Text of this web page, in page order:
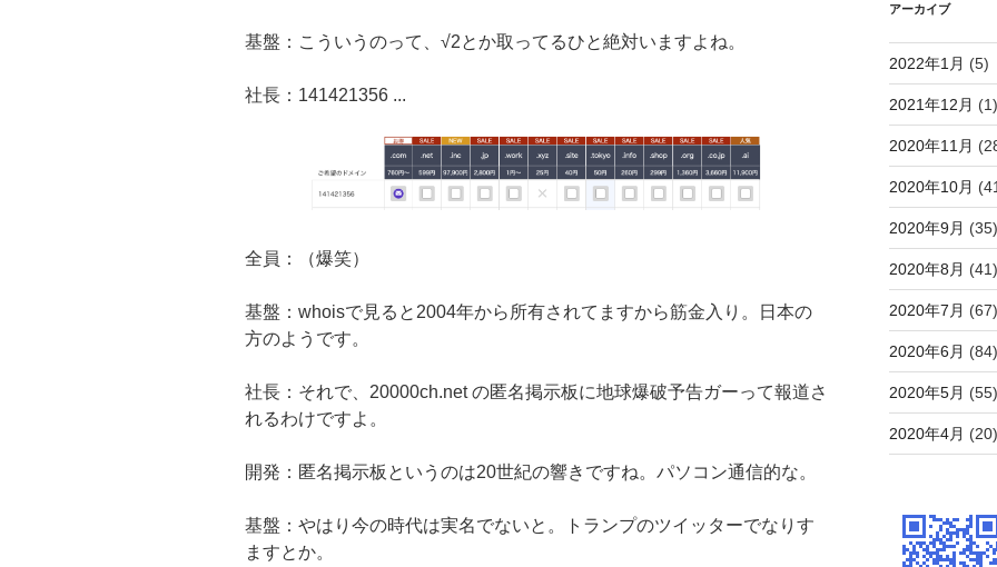
基盤：こういうのって、√2とか取ってるひと絶対いますよね。
社長：141421356 ...
全員：（爆笑）
基盤：whoisで見ると2004年から所有されてますから筋金入り。日本の
方のようです。
社長：それで、20000ch.net の匿名掲示板に地球爆破予告ガーって報道さ
れるわけですよ。
開発：匿名掲示板というのは20世紀の響きですね。パソコン通信的な。
基盤：やはり今の時代は実名でないと。トランプのツイッターでなりす
ますとか。
アーカイブ
2022年1月 (5)
2021年12月 (1)
2020年11月
2020年10月
2020年9月 (35)
2020年8月 (41)
2020年7月 (67)
2020年6月 (84)
2020年5月 (55)
2020年4月 (20)